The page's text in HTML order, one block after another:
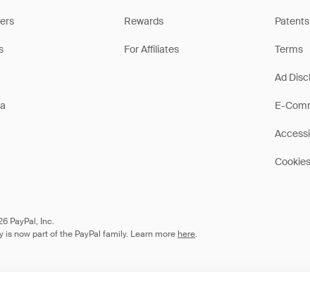
Rewards
For Affiliates
Patents
Terms
Ad
E-
Cookies
PayPal, Inc.
is now part of the PayPal family. Learn more here.